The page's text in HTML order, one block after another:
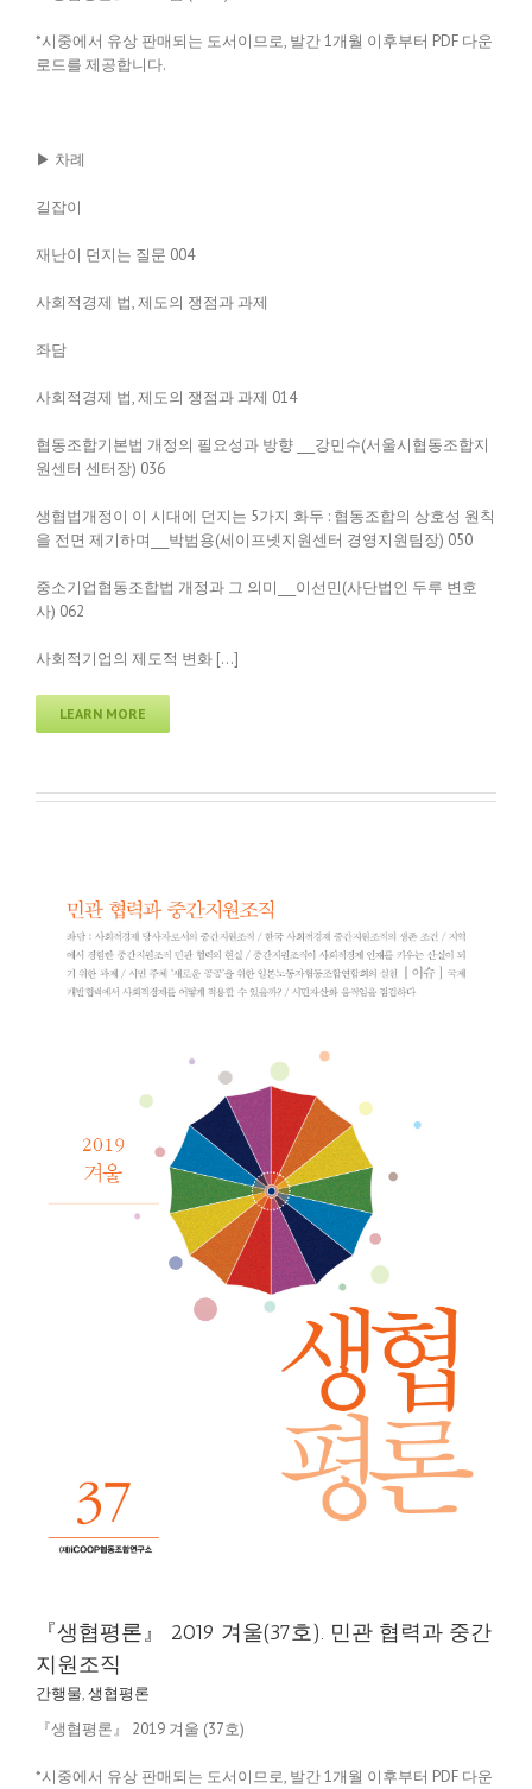
*시중에서 유상 판매되는 도서이므로, 발간 1개월 이후부터 PDF 다운
로드를 제공합니다.
▶ 차례
길잡이
재난이 던지는 질문 004
사회적경제 법, 제도의 쟁점과 과제
좌담
사회적경제 법, 제도의 쟁점과 과제 014
협동조합기본법 개정의 필요성과 방향 ___강민수(서울시협동조합지
원센터 센터장) 036
생협법개정이 이 시대에 던지는 5가지 화두 : 협동조합의 상호성 원칙
을 전면 제기하며___박범용(세이프넷지원센터 경영지원팀장) 050
중소기업협동조합법 개정과 그 의미___이선민(사단법인 두루 변호
사) 062
사회적기업의 제도적 변화 […]
LEARN MORE
『생협평론』 2019 겨울(37호). 민관 협력과 중간
지원조직
간행물,생협평론
『생협평론』 2019 겨울 (37호)
*시중에서 유상 판매되는 도서이므로, 발간 1개월 이후부터 PDF 다운